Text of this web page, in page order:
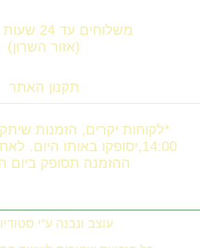
משלוחים עד 24 שעות אספקה
(אזור השרון)
תקנון האתר
*לקוחות יקרים, הזמנות
ההזמנה תסופק ביום
עוצב ונבנה ע”י סטודיו RIX